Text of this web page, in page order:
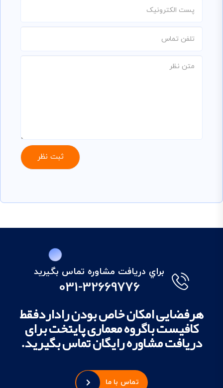
براي دريافت مشاوره تماس بگيريد
031-32669776
هرفضایی امکان خاص بودن راداردفقط
کافیست باگروه معماری پایتخت برای
دریافت مشاوره رایگان تماس بگیرید.
تماس با ما